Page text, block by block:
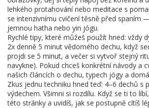
lehkého protahování nebo meditace s
se intenzivnímu cvičení těsně před spaním
jemnou hatha nebo yin jógu.
Rychlé tipy, které můžeš použít hned: vždy
2x denně 5 minut vědomého dechu, když
projdi se 5 minut, a večer si vytvoř stejný
navykne). Pokud chceš konkrétní návody a
našich článcích o dechu, typech jógy a
Zkus jednu techniku hned teď: 4–6 dechů s
výdechem. Všimni si rozdílu. Když se ti to
této stránky a uvidíš, jak se postupně cítíš